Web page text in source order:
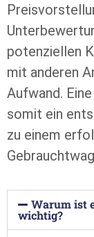
potenziellen
mit anderen
Aufwand.
somit ein
zu einem
Warum ist
wichtig?